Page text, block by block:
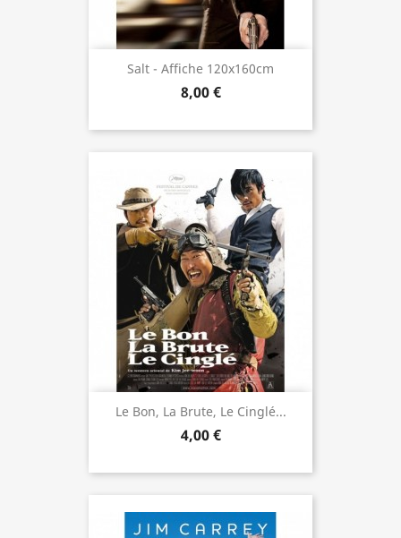
Salt - Affiche 120x160cm
8,00 €
Le Bon, La Brute, Le Cinglé...
4,00 €